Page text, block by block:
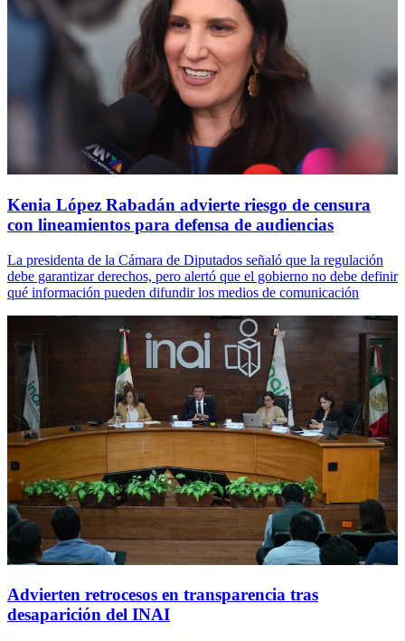
Kenia López Rabadán advierte riesgo de censura
con lineamientos para defensa de audiencias
La presidenta de la Cámara de Diputados señaló que la regulación
debe garantizar derechos, pero alertó que el gobierno no debe definir
qué información pueden difundir los medios de comunicación
Advierten retrocesos en transparencia tras
desaparición del INAI